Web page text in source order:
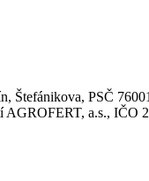
PSČ
a.s., IČO